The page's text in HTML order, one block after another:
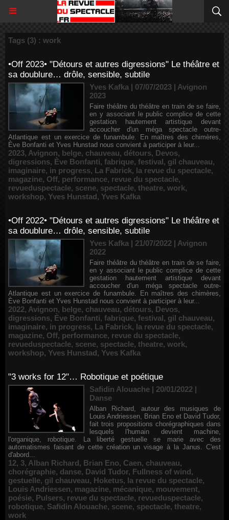
Tags (3) : work
•Off 2023• "Détours et autres digressions" Le théâtre et
sa doublure… drôle, sensible, subtile
Yves Kafka | 07/07/2023 | Avignon
2023
Faire théâtre du théâtre en train de se faire,
en y associant le public complice de cette
gestation hautement artistique devant
accoucher d'un méga spectacle outre-
Atlantique est un exercice de funambule. En maîtres des chimères,
Ève Bonfanti et Yves Hunstad nous convient à participer à leur...
2023, Avignon, belge, chauveau, détours, Devos,
digressions, Ève Bonfanti, fabrique, festival, gil chauveau,
imaginaire, in progress, La Fabrick, la revue du spectacle,
magazine, Off, performance, revue du spectacle,
revueduspectacle, scene, spectacle, theatre, work,
workshop, Yves Hunstad, Yves Kafka
•Off 2022• "Détours et autres digressions" Le théâtre et
sa doublure… drôle, sensible, subtile
Yves Kafka | 21/07/2022 | Avignon
2022
Faire théâtre du théâtre en train de se faire,
en y associant le public complice de cette
gestation hautement artistique devant
accoucher d'un méga spectacle outre-
Atlantique est un exercice de funambule. En maîtres des chimères,
Ève Bonfanti et Yves Hunstad nous convient à participer à leur...
2022, Avignon, belge, chauveau, détours, Devos,
digressions, Ève Bonfanti, fabrique, festival, gil chauveau,
imaginaire, in progress, La Fabrick, la revue du spectacle,
magazine, Off, performance, revue du spectacle,
revueduspectacle, scene, spectacle, theatre, work,
workshop, Yves Hunstad, Yves Kafka
"3 works for 12"… Robotique et poétique
Safidin Alouache | 20/01/2022 |
Danse
Alban Richard, autour des musiques de
Louis Andriessen, Brian Eno et David Tudor,
fait trois propositions chorégraphiques dans
lesquels l'humain devient machine,
l'organique, robotique. La liberté gestuelle se marie avec des
automatismes faisant de cette création un visage à la Janus. C'est
d'abord...
12, 3, Alban Richard, Brian Eno, Caen, chauveau,
chorégraphie, danse, David Tudor, Fullness of wind,
gestuelle, gil chauveau, Hoketus, la revue du spectacle,
Louis Andriessen, magazine, mécanique, mouvement,
poésie, Pulsers, revue du spectacle, revueduspectacle,
robotique, Safidin Alouache, scene, spectacle, theatre,
work